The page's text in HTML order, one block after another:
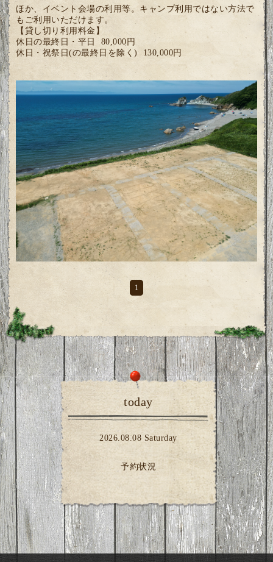
ほか、イベント会場の利用等。キャンプ利用ではない方法で
もご利用いただけます。
【貸し切り利用料金】
休日の最終日・平日 80,000円
休日・祝祭日(の最終日を除く) 130,000円
1
today
2026.08.08 Saturday
予約状況